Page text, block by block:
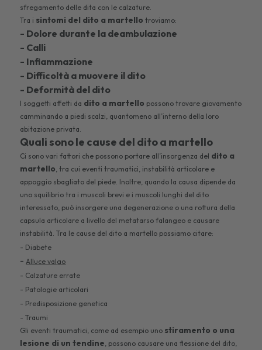
sfregamento delle dita con le calzature.
Tra i sintomi del dito a martello troviamo:
- Dolore durante la deambulazione
- Calli
- Infiammazione
- Difficoltà a muovere il dito
- Deformità del dito
I soggetti affetti da dito a martello possono trovare giovamento
camminando a piedi scalzi, quantomeno all’interno della loro
abitazione privata.
Quali sono le cause del dito a martello
Ci sono vari fattori che possono portare all’insorgenza del dito a
martello, tra cui eventi traumatici, instabilità articolare e
appoggio sbagliato del piede. Inoltre, quando la causa dipende da
uno squilibrio tra i muscoli brevi e i muscoli lunghi del dito
interessato, può insorgere una degenerazione o una rottura della
capsula articolare a livello del metatarso falangeo e causare
instabilità. Tra le cause del dito a martello possiamo citare:
- Diabete
-Alluce valgo
- Calzature errate
- Patologie articolari
- Predisposizione genetica
- Traumi
Gli eventi traumatici, come ad esempio uno stiramento o una
lesione di un tendine, possono causare una flessione del dito,